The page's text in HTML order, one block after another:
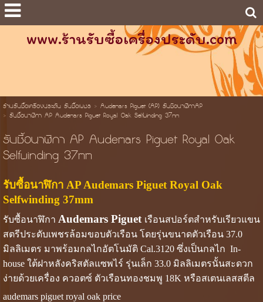
www.ร้านรับซื้อเครื่องประดับ.com
ร้านรับซื้อเครื่องประดับ รับซื้อเพชร> Audemars Piguet (AP) รับซือนาฬิกาAP
> รับซื้อนาฬิกา AP Audemars Piguet Royal Oak Selfwinding 37mm
รับซื้อนาฬิกา AP Audemars Piguet Royal Oak
Selfwinding 37mm
รับซื้อนาฬิกา AP Audemars Piguet Royal Oak
Selfwinding 37mm
รับซื้อนาฬิกา Audemars Piguet เรือนสปอร์ตสำหรับเรียวแขน
สตรีประดับเพชรล้อมขอบตัวเรือน โดยรุ่นขนาดตัวเรือน 37.0
มิลลิเมตร มาพร้อมกลไกอัตโนมัติ Cal.3120 ซึ่งเป็นกลไก In-
house ใต้ฝาหลังคริสตัลแซพไร์ รุ่นเล็ก 33.0 มิลลิเมตรนั้นสะดวก
ง่ายด้วยเครื่อง ควอตซ์ ตัวเรือนทองชมพู 18K หรือสเตนเลสสตีล
audemars piguet royal oak price